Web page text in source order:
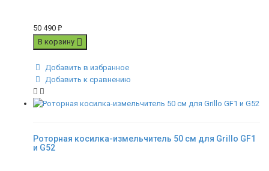
50 490 ₽
В корзину
Добавить в избранное
Добавить к сравнению
Роторная косилка-измельчитель 50 см для Grillo GF1
и G52